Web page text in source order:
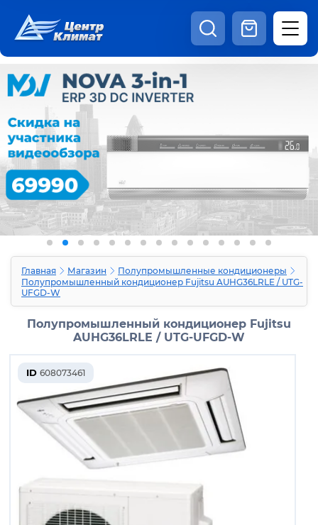
Каталог
Статьи
Наши работы Отзывы
Доставка и оплата Оферта
Контакты
8:00 - 20:00 Шоурум
Главная Магазин
Полупромышленные кондиционеры
Полупромышленный кондиционер Fujitsu AUHG36LRLE / UTG-
UFGD-W
Полупромышленный кондиционер Fujitsu
AUHG36LRLE / UTG-UFGD-W
ID 608073461